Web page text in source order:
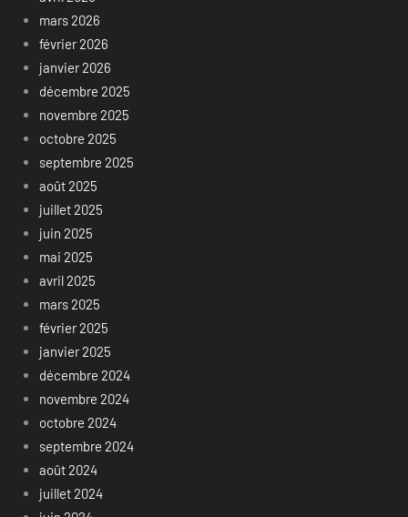
mars 2026
février 2026
janvier 2026
décembre 2025
novembre 2025
octobre 2025
septembre 2025
août 2025
juillet 2025
juin 2025
mai 2025
avril 2025
mars 2025
février 2025
janvier 2025
décembre 2024
novembre 2024
octobre 2024
septembre 2024
août 2024
juillet 2024